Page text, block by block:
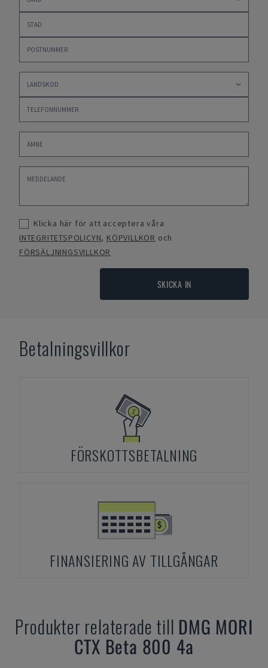
Klicka här för att acceptera våra
INTEGRITETSPOLICYN, KÖPVILLKOR och
FÖRSÄLJNINGSVILLKOR
SKICKA IN
Betalningsvillkor
FÖRSKOTTSBETALNING
FINANSIERING AV TILLGÅNGAR
Produkter relaterade till DMG MORI
CTX Beta 800 4a